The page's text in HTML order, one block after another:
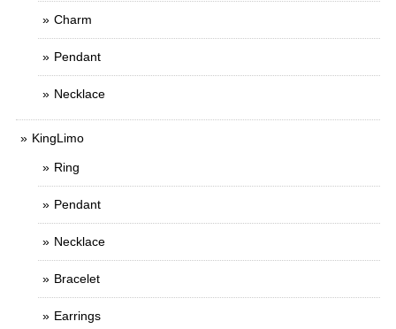
Charm
Pendant
Necklace
KingLimo
Ring
Pendant
Necklace
Bracelet
Earrings